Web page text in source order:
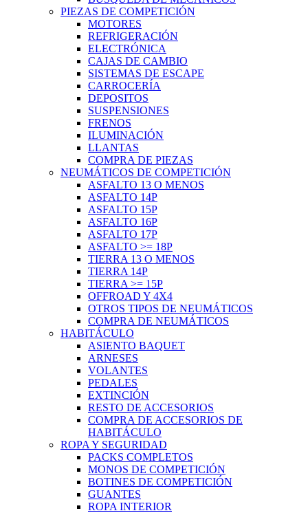
PIEZAS DE COMPETICIÓN
MOTORES
REFRIGERACIÓN
ELECTRÓNICA
CAJAS DE CAMBIO
SISTEMAS DE ESCAPE
CARROCERÍA
DEPOSITOS
SUSPENSIONES
FRENOS
ILUMINACIÓN
LLANTAS
COMPRA DE PIEZAS
NEUMÁTICOS DE COMPETICIÓN
ASFALTO 13 O MENOS
ASFALTO 14P
ASFALTO 15P
ASFALTO 16P
ASFALTO 17P
ASFALTO >= 18P
TIERRA 13 O MENOS
TIERRA 14P
TIERRA >= 15P
OFFROAD Y 4X4
OTROS TIPOS DE NEUMÁTICOS
COMPRA DE NEUMÁTICOS
HABITÁCULO
ASIENTO BAQUET
ARNESES
VOLANTES
PEDALES
EXTINCIÓN
RESTO DE ACCESORIOS
COMPRA DE ACCESORIOS DE
HABITÁCULO
ROPA Y SEGURIDAD
PACKS COMPLETOS
MONOS DE COMPETICIÓN
BOTINES DE COMPETICIÓN
GUANTES
ROPA INTERIOR